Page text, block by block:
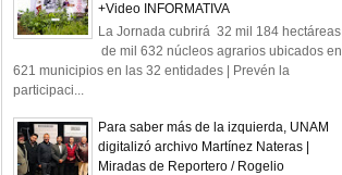
+Video INFORMATIVA
La Jornada cubrirá 32 mil 184 hectáreas
de mil 632 núcleos agrarios ubicados en
621 municipios en las 32 entidades | Prevén la
participaci...
Para saber más de la izquierda, UNAM
digitalizó archivo Martínez Nateras |
Miradas de Reportero / Rogelio